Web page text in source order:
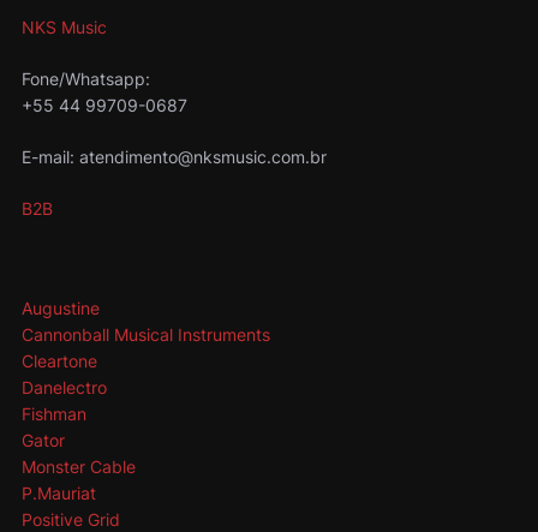
NKS Music
Fone/Whatsapp:
+55 44 99709-0687
E-mail: atendimento@nksmusic.com.br
B2B
Augustine
Cannonball Musical Instruments
Cleartone
Danelectro
Fishman
Gator
Monster Cable
P.Mauriat
Positive Grid